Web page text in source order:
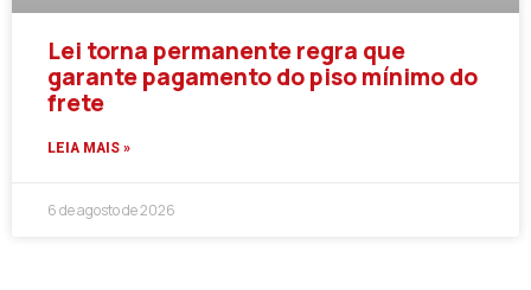
Lei torna permanente regra que
garante pagamento do piso mínimo do
frete
LEIA MAIS »
6 de agosto de 2026